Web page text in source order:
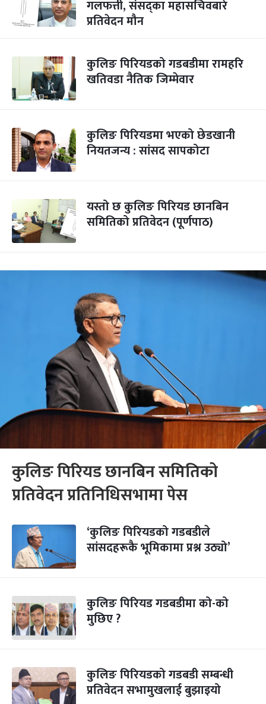
गलफत्ती, संसद्का महासचिवबारे
प्रतिवेदन मौन
कुलिङ पिरियडको गडबडीमा रामहरि
खतिवडा नैतिक जिम्मेवार
कुलिङ पिरियडमा भएको छेडखानी
नियतजन्य : सांसद सापकोटा
यस्तो छ कुलिङ पिरियड छानबिन
समितिको प्रतिवेदन (पूर्णपाठ)
कुलिङ पिरियड छानबिन समितिको
प्रतिवेदन प्रतिनिधिसभामा पेस
‘कुलिङ पिरियडको गडबडीले
सांसदहरूकै भूमिकामा प्रश्न उठ्यो’
कुलिङ पिरियड गडबडीमा को-को
मुछिए ?
कुलिङ पिरियडको गडबडी सम्बन्धी
प्रतिवेदन सभामुखलाई बुझाइयो